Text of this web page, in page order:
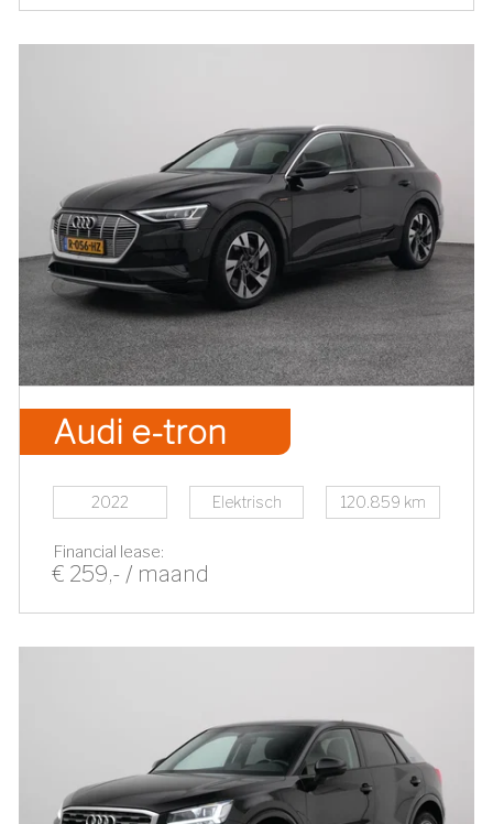
Audi e-tron
2022 Elektrisch 120.859 km
Financial lease:
€ 259,- / maand